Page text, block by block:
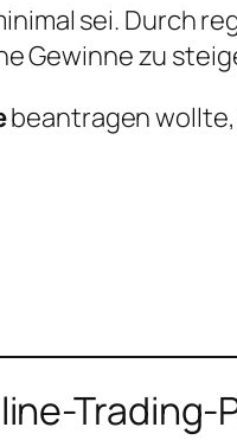
sei. Durch
Gewinne zu
beantragen